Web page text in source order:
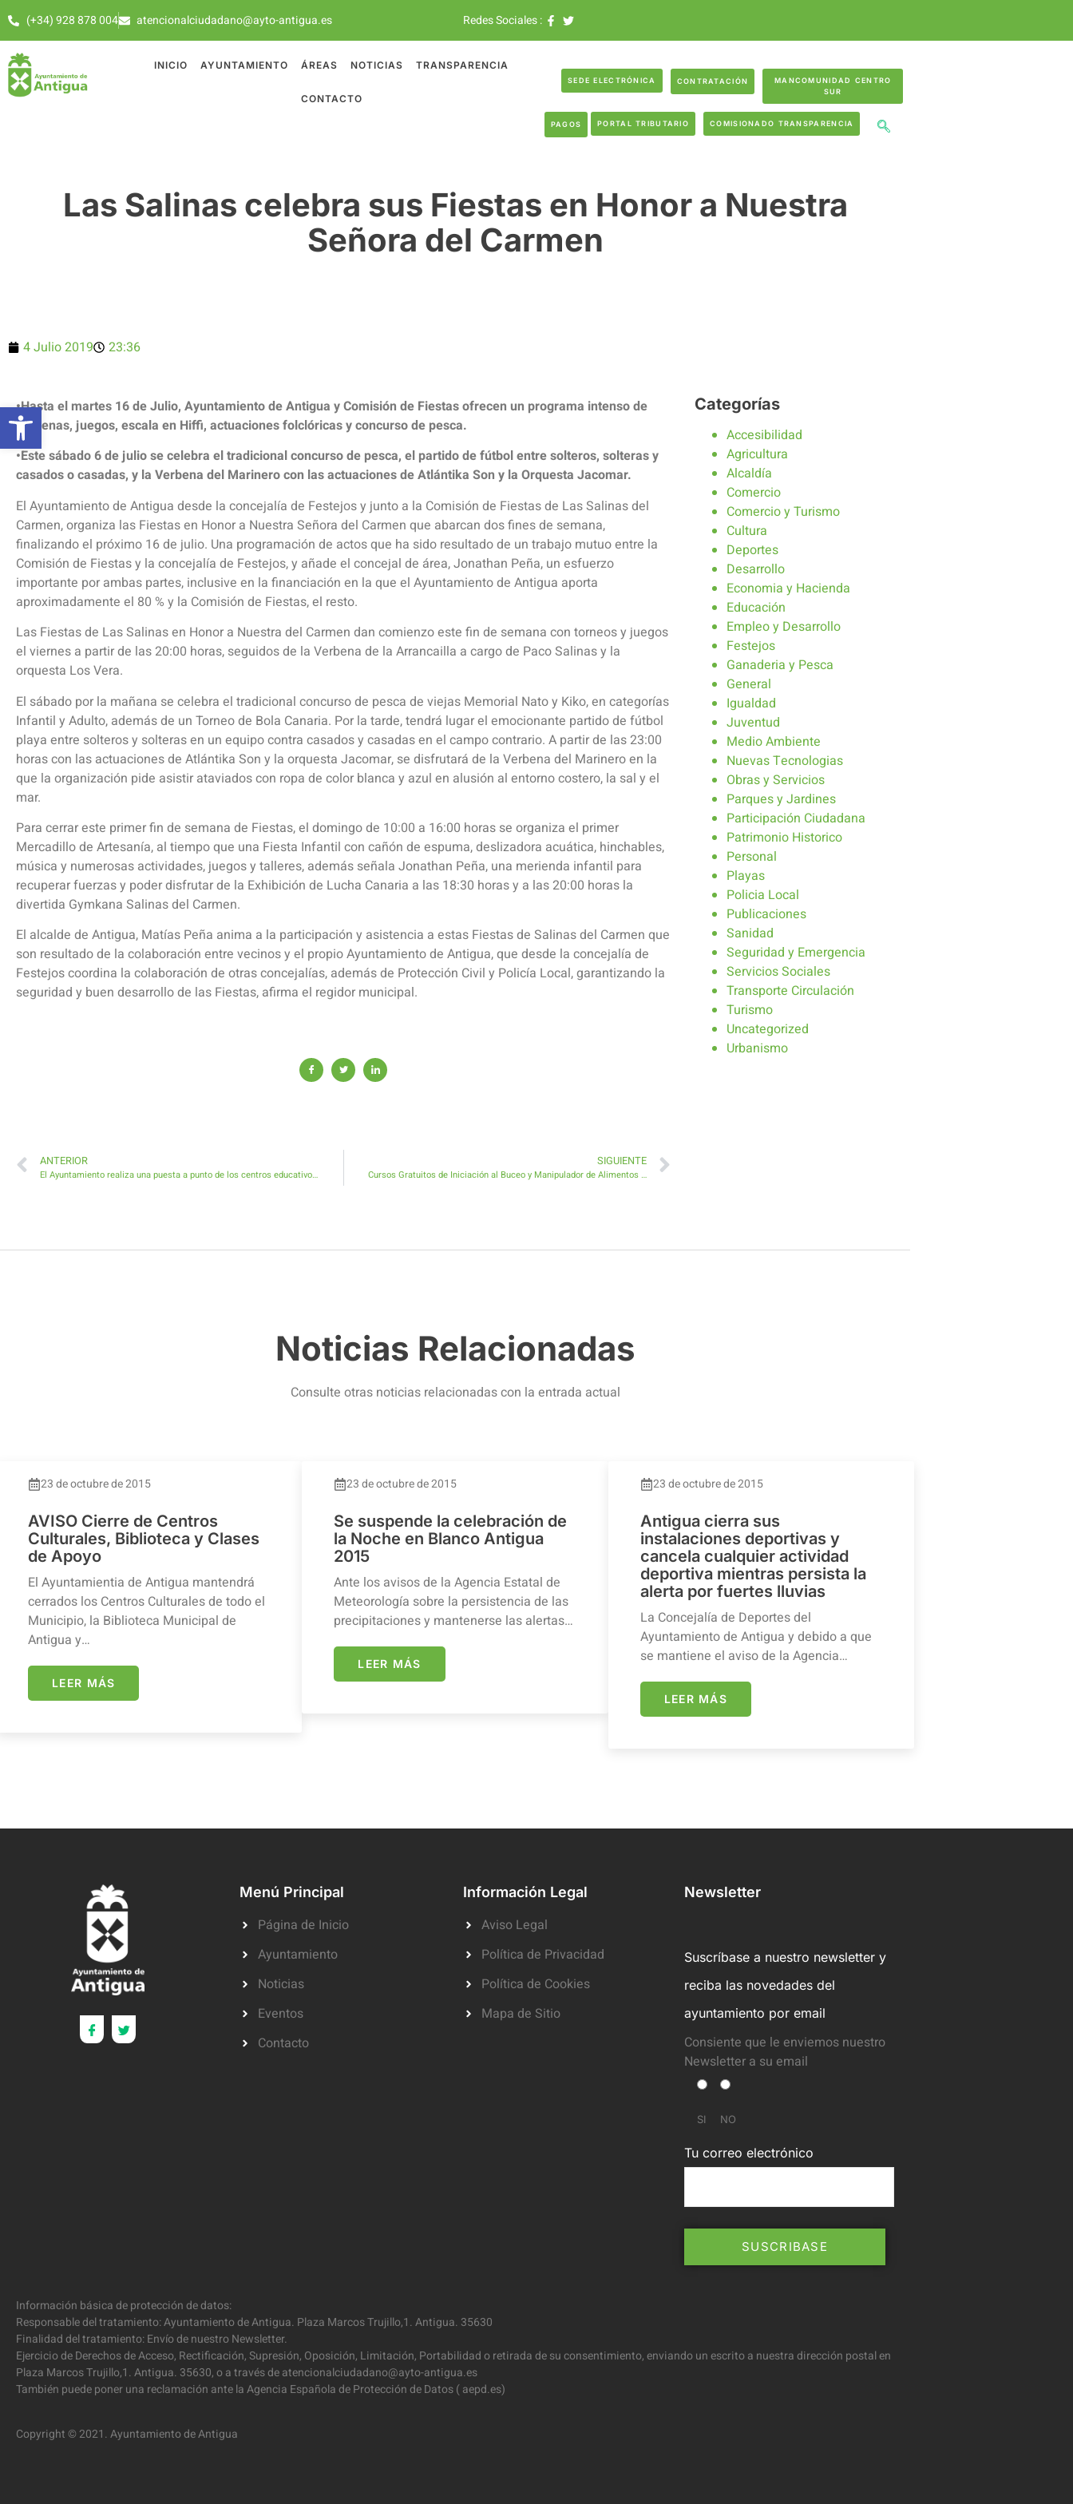
(+34) 928 878 004 atencionalciudadano@ayto-antigua.es Redes Sociales :
INICIO AYUNTAMIENTO ÁREAS NOTICIAS TRANSPARENCIA
CONTACTO
SEDE ELECTRÓNICA CONTRATACIÓN
MANCOMUNIDAD CENTRO
SUR
PAGOS PORTAL TRIBUTARIO COMISIONADO TRANSPARENCIA
Las Salinas celebra sus Fiestas en Honor a Nuestra
Señora del Carmen
4 Julio 2019 23:36
•Hasta el martes 16 de Julio, Ayuntamiento de Antigua y Comisión de Fiestas ofrecen un programa intenso de
verbenas, juegos, escala en Hiffi, actuaciones folclóricas y concurso de pesca.
•Este sábado 6 de julio se celebra el tradicional concurso de pesca, el partido de fútbol entre solteros, solteras y
casados o casadas, y la Verbena del Marinero con las actuaciones de Atlántika Son y la Orquesta Jacomar.
El Ayuntamiento de Antigua desde la concejalía de Festejos y junto a la Comisión de Fiestas de Las Salinas del
Carmen, organiza las Fiestas en Honor a Nuestra Señora del Carmen que abarcan dos fines de semana,
finalizando el próximo 16 de julio. Una programación de actos que ha sido resultado de un trabajo mutuo entre la
Comisión de Fiestas y la concejalía de Festejos, y añade el concejal de área, Jonathan Peña, un esfuerzo
importante por ambas partes, inclusive en la financiación en la que el Ayuntamiento de Antigua aporta
aproximadamente el 80 % y la Comisión de Fiestas, el resto.
Las Fiestas de Las Salinas en Honor a Nuestra del Carmen dan comienzo este fin de semana con torneos y juegos
el viernes a partir de las 20:00 horas, seguidos de la Verbena de la Arrancailla a cargo de Paco Salinas y la
orquesta Los Vera.
El sábado por la mañana se celebra el tradicional concurso de pesca de viejas Memorial Nato y Kiko, en categorías
Infantil y Adulto, además de un Torneo de Bola Canaria. Por la tarde, tendrá lugar el emocionante partido de fútbol
playa entre solteros y solteras en un equipo contra casados y casadas en el campo contrario. A partir de las 23:00
horas con las actuaciones de Atlántika Son y la orquesta Jacomar, se disfrutará de la Verbena del Marinero en la
que la organización pide asistir ataviados con ropa de color blanca y azul en alusión al entorno costero, la sal y el
mar.
Para cerrar este primer fin de semana de Fiestas, el domingo de 10:00 a 16:00 horas se organiza el primer
Mercadillo de Artesanía, al tiempo que una Fiesta Infantil con cañón de espuma, deslizadora acuática, hinchables,
música y numerosas actividades, juegos y talleres, además señala Jonathan Peña, una merienda infantil para
recuperar fuerzas y poder disfrutar de la Exhibición de Lucha Canaria a las 18:30 horas y a las 20:00 horas la
divertida Gymkana Salinas del Carmen.
El alcalde de Antigua, Matías Peña anima a la participación y asistencia a estas Fiestas de Salinas del Carmen que
son resultado de la colaboración entre vecinos y el propio Ayuntamiento de Antigua, que desde la concejalía de
Festejos coordina la colaboración de otras concejalías, además de Protección Civil y Policía Local, garantizando la
seguridad y buen desarrollo de las Fiestas, afirma el regidor municipal.
ANTERIOR
El Ayuntamiento realiza una puesta a punto de los centros educativos de Antigua
SIGUIENTE
Cursos Gratuitos de Iniciación al Buceo y Manipulador de Alimentos en Antigua y Caleta de Fuste
Categorías
Accesibilidad
Agricultura
Alcaldía
Comercio
Comercio y Turismo
Cultura
Deportes
Desarrollo
Economia y Hacienda
Educación
Empleo y Desarrollo
Festejos
Ganaderia y Pesca
General
Igualdad
Juventud
Medio Ambiente
Nuevas Tecnologias
Obras y Servicios
Parques y Jardines
Participación Ciudadana
Patrimonio Historico
Personal
Playas
Policia Local
Publicaciones
Sanidad
Seguridad y Emergencia
Servicios Sociales
Transporte Circulación
Turismo
Uncategorized
Urbanismo
Noticias Relacionadas
Consulte otras noticias relacionadas con la entrada actual
23 de octubre de 2015
AVISO Cierre de Centros
Culturales, Biblioteca y Clases
de Apoyo
El Ayuntamientia de Antigua mantendrá
cerrados los Centros Culturales de todo el
Municipio, la Biblioteca Municipal de
Antigua y…
LEER MÁS
23 de octubre de 2015
Se suspende la celebración de
la Noche en Blanco Antigua
2015
Ante los avisos de la Agencia Estatal de
Meteorología sobre la persistencia de las
precipitaciones y mantenerse las alertas…
LEER MÁS
23 de octubre de 2015
Antigua cierra sus
instalaciones deportivas y
cancela cualquier actividad
deportiva mientras persista la
alerta por fuertes lluvias
La Concejalía de Deportes del
Ayuntamiento de Antigua y debido a que
se mantiene el aviso de la Agencia…
LEER MÁS
Menú Principal
Página de Inicio
Ayuntamiento
Noticias
Eventos
Contacto
Información Legal
Aviso Legal
Política de Privacidad
Política de Cookies
Mapa de Sitio
Newsletter
Suscríbase a nuestro newsletter y
reciba las novedades del
ayuntamiento por email
Consiente que le enviemos nuestro
Newsletter a su email
SI NO
Tu correo electrónico
Información básica de protección de datos:
Responsable del tratamiento: Ayuntamiento de Antigua. Plaza Marcos Trujillo,1. Antigua. 35630
Finalidad del tratamiento: Envío de nuestro Newsletter.
Ejercicio de Derechos de Acceso, Rectificación, Supresión, Oposición, Limitación, Portabilidad o retirada de su consentimiento, enviando un escrito a nuestra dirección postal en
Plaza Marcos Trujillo,1. Antigua. 35630, o a través de atencionalciudadano@ayto-antigua.es
También puede poner una reclamación ante la Agencia Española de Protección de Datos ( aepd.es)
Copyright © 2021. Ayuntamiento de Antigua
Abrir barra de herramientas